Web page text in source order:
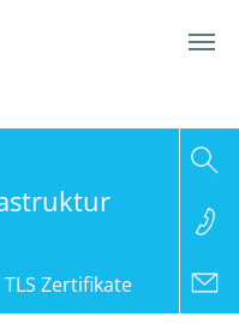
TLS Zertifikate